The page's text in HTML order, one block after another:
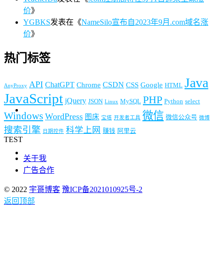
价》
YGBKS发表在《NameSilo宣布自2023年9月.com域名涨
价》
热门标签
AnyProxy API ChatGPT Chrome CSDN CSS Google HTML Java
JavaScript jQuery JSON Linux MySQL PHP Python select
Windows WordPress 图床 宝塔 开发者工具 微信 微信公众号 微博
搜索引擎 日期控件 科学上网 赚钱 阿里云
TEST
关于我
广告合作
© 2022 宇哥博客 豫ICP备2021010925号-2
返回顶部